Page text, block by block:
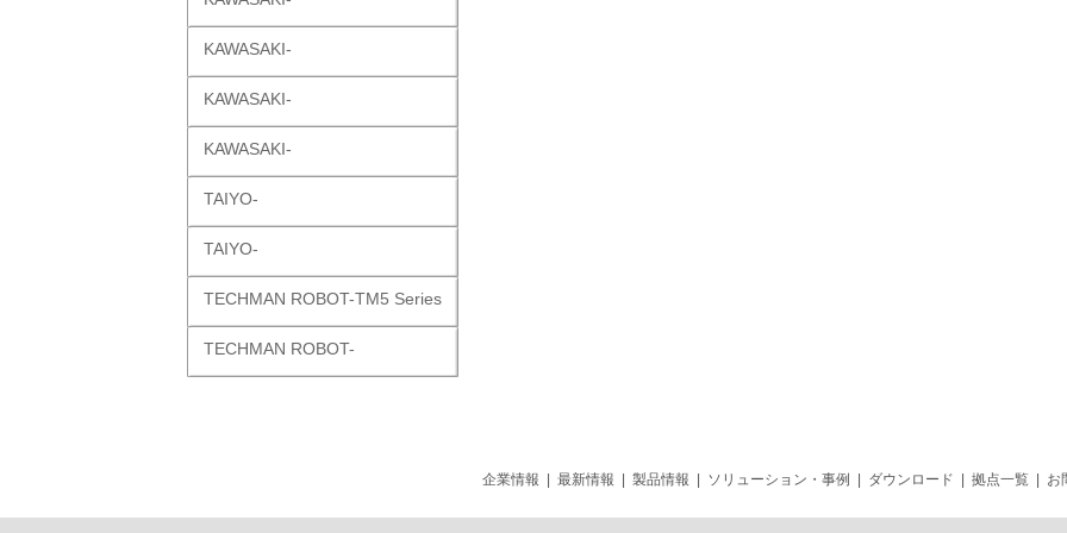
KAWASAKI-
KAWASAKI-
KAWASAKI-
TAIYO-
TAIYO-
TECHMAN ROBOT-TM5 Series
TECHMAN ROBOT-
企業情報 最新情報 製品情報 ソリューション・事例 ダウンロード 拠点一覧 お